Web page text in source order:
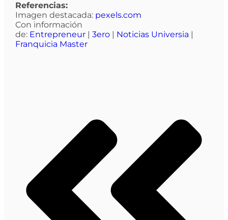
Referencias:
Imagen destacada: pexels.com
Con información
de: Entrepreneur| 3ero| Noticias Universia
Franquicia Master